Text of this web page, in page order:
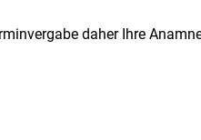
daher Ihre